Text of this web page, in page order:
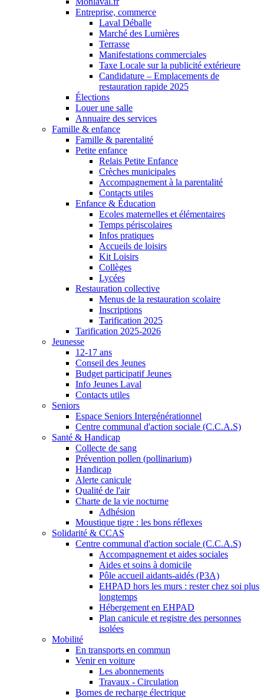
Entreprise, commerce
Laval Déballe
Marché des Lumières
Terrasse
Manifestations commerciales
Taxe Locale sur la publicité extérieure
Candidature – Emplacements de
restauration rapide 2025
Élections
Louer une salle
Annuaire des services
Famille & enfance
Famille & parentalité
Petite enfance
Relais Petite Enfance
Crèches municipales
Accompagnement à la parentalité
Contacts utiles
Enfance & Éducation
Ecoles maternelles et élémentaires
Temps périscolaires
Infos pratiques
Accueils de loisirs
Kit Loisirs
Collèges
Lycées
Restauration collective
Menus de la restauration scolaire
Inscriptions
Tarification 2025
Tarification 2025-2026
Jeunesse
12-17 ans
Conseil des Jeunes
Budget participatif Jeunes
Info Jeunes Laval
Contacts utiles
Seniors
Espace Seniors Intergénérationnel
Centre communal d'action sociale (C.C.A.S)
Santé & Handicap
Collecte de sang
Prévention pollen (pollinarium)
Handicap
Alerte canicule
Qualité de l'air
Charte de la vie nocturne
Adhésion
Moustique tigre : les bons réflexes
Solidarité & CCAS
Centre communal d'action sociale (C.C.A.S)
Accompagnement et aides sociales
Aides et soins à domicile
Pôle accueil aidants-aidés (P3A)
EHPAD hors les murs : rester chez soi plus
longtemps
Hébergement en EHPAD
Plan canicule et registre des personnes
isolées
Mobilité
En transports en commun
Venir en voiture
Les abonnements
Travaux - Circulation
Bornes de recharge électrique